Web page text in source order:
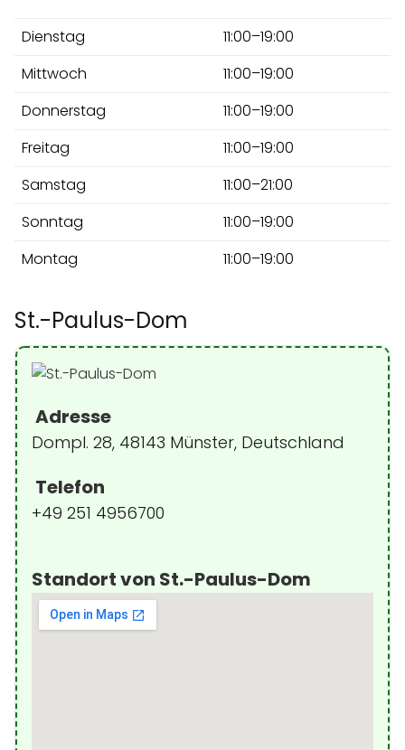
Dienstag
11:00–19:00
Mittwoch
11:00–19:00
Donnerstag
11:00–19:00
Freitag
11:00–19:00
Samstag
11:00–21:00
Sonntag
11:00–19:00
Montag
11:00–19:00
St.-Paulus-Dom
Adresse
Dompl. 28, 48143 Münster, Deutschland
Telefon
+49 251 4956700
Standort von St.-Paulus-Dom